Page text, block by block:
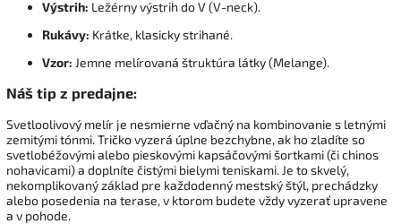
Výstrih: Ležérny výstrih do V (V-neck).
Rukávy: Krátke, klasicky strihané.
Vzor: Jemne melírovaná štruktúra látky (Melange).
Náš tip z predajne:
Svetloolivový melír je nesmierne vďačný na kombinovanie s letnými
zemitými tónmi. Tričko vyzerá úplne bezchybne, ak ho zladíte so
svetlobéžovými alebo pieskovými kapsáčovými šortkami (či chinos
nohavicami) a doplníte čistými bielymi teniskami. Je to skvelý,
nekomplikovaný základ pre každodenný mestský štýl, prechádzky
alebo posedenia na terase, v ktorom budete vždy vyzerať upravene
a v pohode.